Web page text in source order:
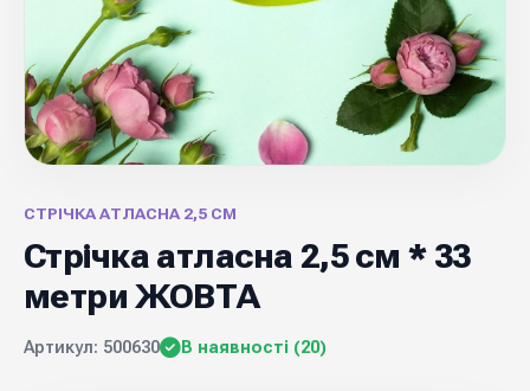
СТРІЧКА АТЛАСНА 2,5 СМ
Стрічка атласна 2,5 см * 33
метри ЖОВТА
Артикул: 500630 В наявності (20)